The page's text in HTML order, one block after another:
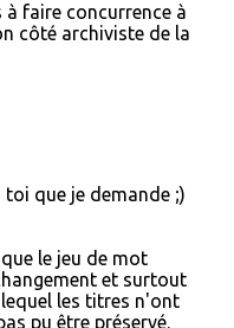
à faire concurrence à
côté archiviste de la
que je demande ;)
le jeu de mot
et surtout
les titres n'ont
pu être préservé.